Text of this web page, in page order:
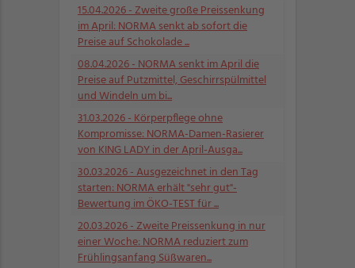
15.04.2026- Zweite große Preissenkung
im April: NORMA senkt ab sofort die
Preise auf Schokolade ...
08.04.2026- NORMA senkt im April die
Preise auf Putzmittel, Geschirrspülmittel
und Windeln um bi...
31.03.2026- Körperpflege ohne
Kompromisse: NORMA-Damen-Rasierer
von KING LADY in der April-Ausga...
30.03.2026- Ausgezeichnet in den Tag
starten: NORMA erhält "sehr gut"-
Bewertung im ÖKO-TEST für ...
20.03.2026- Zweite Preissenkung in nur
einer Woche: NORMA reduziert zum
Frühlingsanfang Süßwaren...